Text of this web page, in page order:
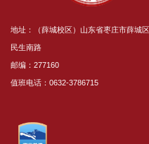
地址：（薛城校区）山东省枣庄市薛城区
民生南路
邮编：277160
值班电话：0632-3786715